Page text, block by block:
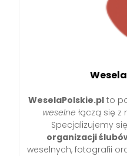
WeselaPolskie.pl to
weselne łączą się
Specjalizujemy
organizacji
weselnych, fotografii